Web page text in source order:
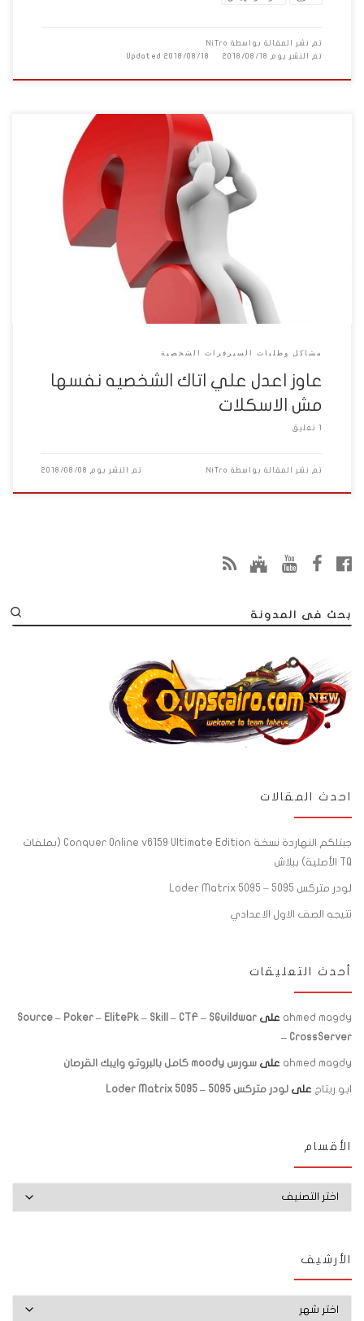
تم نشر المقالة بواسطة NiTro
تم النشر يوم 2018/08/18
Updated2018/08/18
اولا السلام عليكم انا عاوز عدل علي اتاك الشخصيه نفسها في سورس
هيما بس مش عارف الشخصيات بضرب بعضها ب 50 الف من غير الاسكلات
وفي واحد قلي اعدل علي GameState.cs ومفيش حاجه نافعه اي حد
مشاكل وطلبات السيرفرات الشخصية
عاوز اعدل علي اتاك الشخصيه نفسها
مش الاسكلات
1 تعليق
تم نشر المقالة بواسطة NiTro تم النشر يوم 2018/08/08
بحث فى المدونة
احدث المقالات
جبتلكم النهاردة نسخة Conquer Online v6159 Ultimate Edition (بملفات
TQ الأصلية) ببلاش
لودر متركس 5095 – Loder Matrix 5095
نتيجه الصف الاول الاعدادي
أحدث التعليقات
ahmed magdy على Source – Poker – ElitePk – Skill – CTF – SGuildwar
– CrossServer
ahmed magdy على سورس moody كامل بالبروتو وايبك القرصان
ابو ريتاج على لودر متركس 5095 – Loder Matrix 5095
الأقسام
الأرشيف